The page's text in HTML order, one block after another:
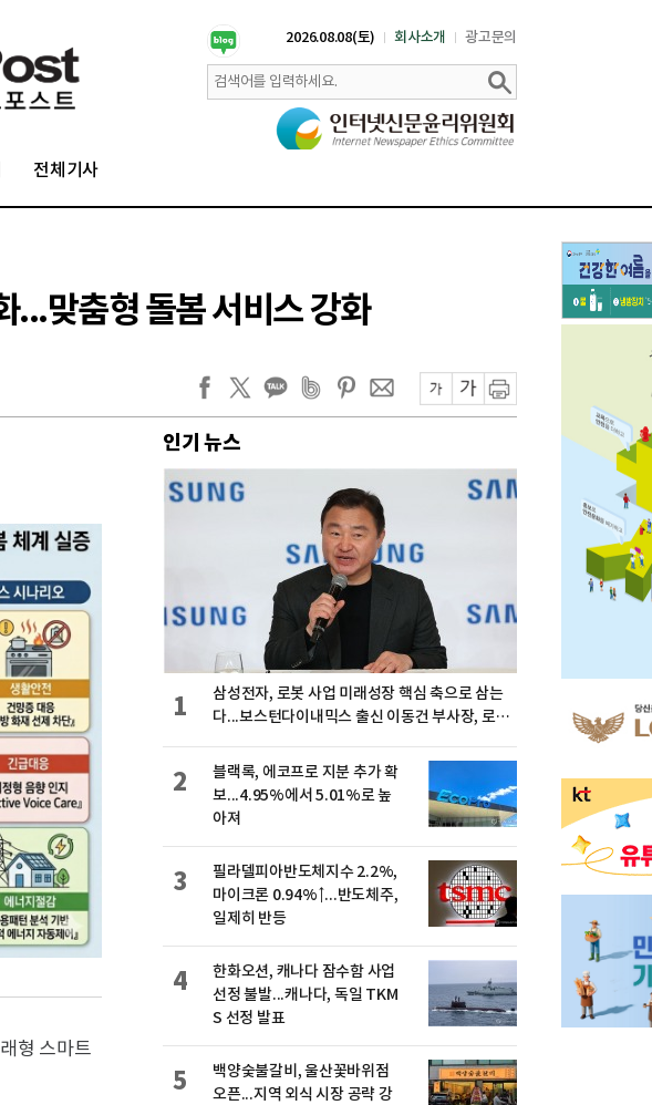
2026.08.08(토) 회사소개 광고문의
전체기사
맞춤형 돌봄 서비스 강화
형 스마트
인기 뉴스
삼성전자, 로봇 사업 미래성장 핵심 축으로 삼는
다...보스턴다이내믹스 출신 이동건 부사장, 로보
1
블랙록, 에코프로 지분 추가 확
보...4.95%에서 5.01%로 높
아져
2
필라델피아반도체지수 2.2%,
마이크론 0.94%↑...반도체주,
일제히 반등
3
한화오션, 캐나다 잠수함 사업
선정 불발...캐나다, 독일 TKM
S 선정 발표
4
백양숯불갈비, 울산꽃바위점
오픈...지역 외식 시장 공략 강
5